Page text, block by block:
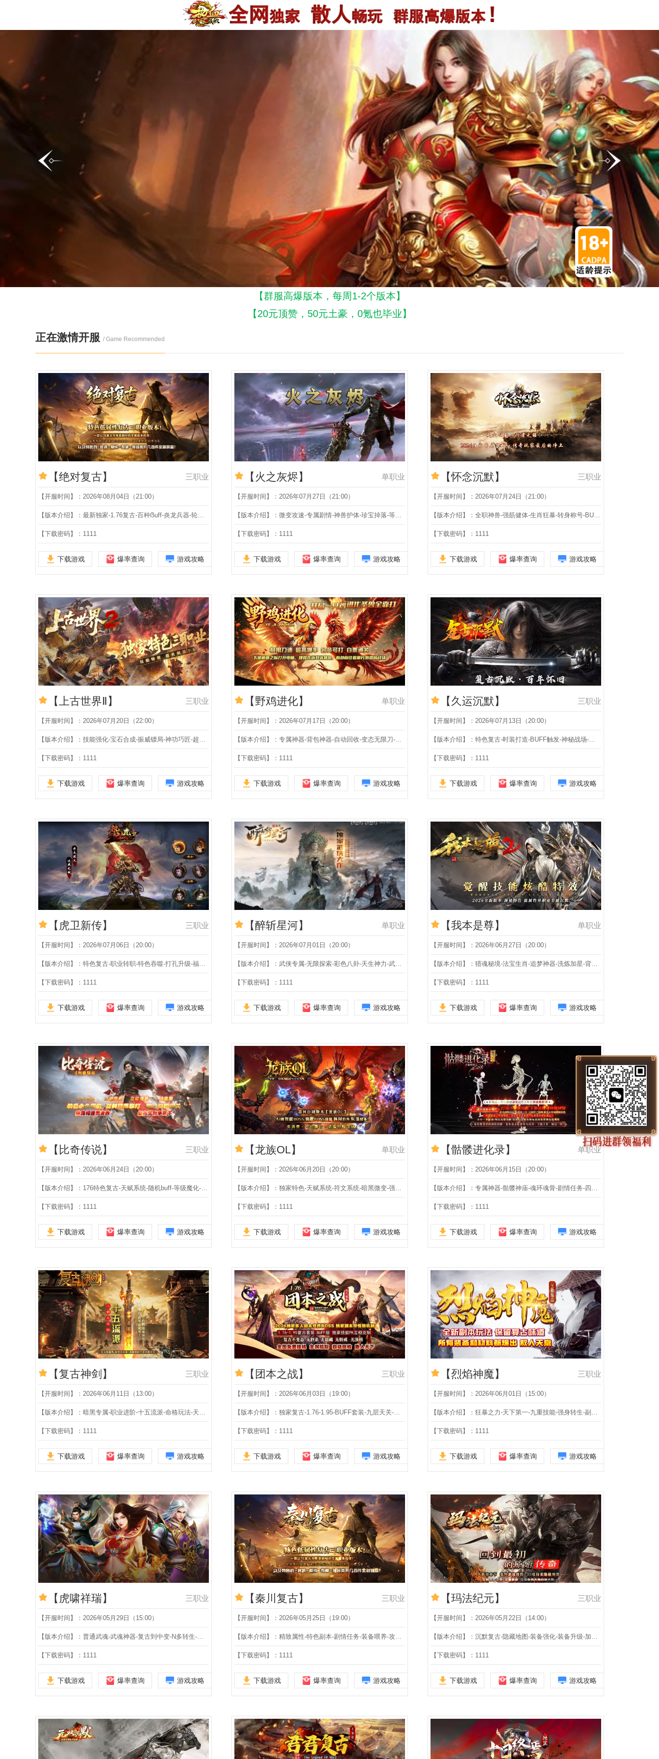
【群服高爆版本，每周1-2个版本】
【20元顶赞，50元土豪，0氪也毕业】
正在激情开服 / Game Recommended
【绝对复古】 三职业
【开服时间】：2026年08月04日（21:00）
【版本介绍】：最新独家-1.76复古-百种ẞuff-炎龙兵器-轮回渡劫-元素强化-轮回渡劫-神器合成-第五大陆-三职业
【下载密码】：1111
下载游戏 爆率查询 游戏攻略
【火之灰烬】 单职业
【开服时间】：2026年07月27日（21:00）
【版本介绍】：微变攻速-专属剧情-神兽护体-珍宝掉落-等级称号-天命抽卡-无限刀-狂暴沙捐-仙魔之力-第五大陆-单职业
【下载密码】：1111
下载游戏 爆率查询 游戏攻略
【怀念沉默】 三职业
【开服时间】：2026年07月24日（21:00）
【版本介绍】：全职神兽-强筋健体-生肖狂暴-转身称号-BUFF鉴定-终极熔炼-兑换属性-仙魔大劫-第三大陆-三职业-
【下载密码】：1111
下载游戏 爆率查询 游戏攻略
【上古世界Ⅱ】 三职业
【开服时间】：2026年07月20日（22:00）
【版本介绍】：技能强化-宝石合成-振威镖局-神功巧匠-超神皮肤-阴阳锻造-魔罗遗体-第五大陆-
【下载密码】：1111
下载游戏 爆率查询 游戏攻略
【野鸡进化】 单职业
【开服时间】：2026年07月17日（20:00）
【版本介绍】：专属神器-背包神器-自动回收-变态无限刀-极速刀速-十大陆-单职业
【下载密码】：1111
下载游戏 爆率查询 游戏攻略
【久运沉默】 三职业
【开服时间】：2026年07月13日（20:00）
【版本介绍】：特色复古-时装打造-BUFF触发-神秘战场-奇遇系统-BUFF鉴定-生肖洗练-神器化魔-第四大陆-三职业
【下载密码】：1111
下载游戏 爆率查询 游戏攻略
【虎卫新传】 三职业
【开服时间】：2026年07月06日（20:00）
【版本介绍】：特色复古-职业转职-特色吞噬-打孔升级-福利寻宝-十层幻境-激战BOSS-装备铸造-第五大陆-六职业
【下载密码】：1111
下载游戏 爆率查询 游戏攻略
【醉斩星河】 单职业
【开服时间】：2026年07月01日（20:00）
【版本介绍】：武侠专属-无限探索-彩色八卦-天生神力-武道特殊-天罡秘宝-绝世神兵-身世之谜-第五大陆-单职业
【下载密码】：1111
下载游戏 爆率查询 游戏攻略
【我本是尊】 单职业
【开服时间】：2026年06月27日（20:00）
【版本介绍】：猎魂秘境-法宝生肖-追梦神器-洗炼加星-背包专属-技能觉醒-单职业-四大陆
【下载密码】：1111
下载游戏 爆率查询 游戏攻略
【比奇传说】 三职业
【开服时间】：2026年06月24日（20:00）
【版本介绍】：176特色复古-天赋系统-随机buff-等级魔化-融合开孔-特殊融合-专属时装-神秘之地-恶魔之王-三职业
【下载密码】：1111
下载游戏 爆率查询 游戏攻略
【龙族OL】 单职业
【开服时间】：2026年06月20日（20:00）
【版本介绍】：独家特色-天赋系统-符文系统-暗黑微变-强化融合-自动回收-套装转移-幻化外观-多地图-三职业
【下载密码】：1111
下载游戏 爆率查询 游戏攻略
【骷髅进化录】 单职业
【开服时间】：2026年06月15日（20:00）
【版本介绍】：专属神器-骷髅神庙-魂环魂骨-剧情任务-四象神力-沙捐狂暴-爵位龙珠-超级进化-无限刀-四大陆-单职业
【下载密码】：1111
下载游戏 爆率查询 游戏攻略
【复古神剑】 三职业
【开服时间】：2026年06月11日（13:00）
【版本介绍】：暗黑专属-职业进阶-十五流派-命格玩法-天命系统-宝石镶嵌-装备鉴定-三职业
【下载密码】：1111
下载游戏 爆率查询 游戏攻略
【团本之战】 三职业
【开服时间】：2026年06月03日（19:00）
【版本介绍】：独家复古-1.76-1.95-BUFF套装-九层天关-技能进阶-修神之路-BUFF特效-剧情任务-第25大陆-三职业
【下载密码】：1111
下载游戏 爆率查询 游戏攻略
【烈焰神魔】 三职业
【开服时间】：2026年06月01日（15:00）
【版本介绍】：狂暴之力-天下第一-九重技能-强身转生-副本铭文-宠物时装-九层妖塔-剑甲洗练-星星转移-碎片之地-三职业
【下载密码】：1111
下载游戏 爆率查询 游戏攻略
【虎啸祥瑞】 三职业
【开服时间】：2026年05月29日（15:00）
【版本介绍】：普通武魂-武魂神器-复古到中变-N多转生-特殊装备-吞噬修仙-沙漠古城-解封魔系-三职业-第六大陆
【下载密码】：1111
下载游戏 爆率查询 游戏攻略
【秦川复古】 三职业
【开服时间】：2026年05月25日（19:00）
【版本介绍】：精致属性-特色副本-剧情任务-装备喂养-攻速押镖-狂暴爵位-至尊骰王-三职业
【下载密码】：1111
下载游戏 爆率查询 游戏攻略
【玛法纪元】 三职业
【开服时间】：2026年05月22日（14:00）
【版本介绍】：沉默复古-隐藏地图-装备强化-装备升级-加星锻造-稀世武器-坐骑系统-职业进阶-星级套装-三职业
【下载密码】：1111
下载游戏 爆率查询 游戏攻略